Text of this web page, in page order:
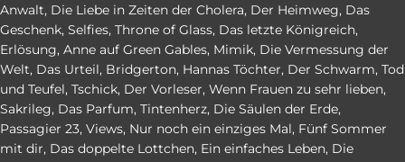
Anwalt, Die Liebe in Zeiten der Cholera, Der Heimweg, Das
Geschenk, Selfies, Throne of Glass, Das letzte Königreich,
Erlösung, Anne auf Green Gables, Mimik, Die Vermessung der
Welt, Das Urteil, Bridgerton, Hannas Töchter, Der Schwarm, Tod
und Teufel, Tschick, Der Vorleser, Wenn Frauen zu sehr lieben,
Sakrileg, Das Parfum, Tintenherz, Die Säulen der Erde,
Passagier 23, Views, Nur noch ein einziges Mal, Fünf Sommer
mit dir, Das doppelte Lottchen, Ein einfaches Leben, Die